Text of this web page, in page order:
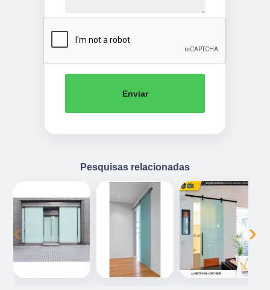
Enviar
Pesquisas relacionadas
‹ ›